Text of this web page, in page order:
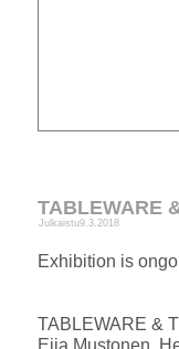
TABLEWARE
Julkaistu9.3.2018
Exhibition is
TABLEWARE &